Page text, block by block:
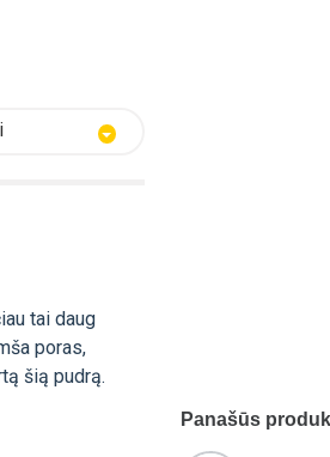
tai daug
poras,
šią pudrą.
Panašūs